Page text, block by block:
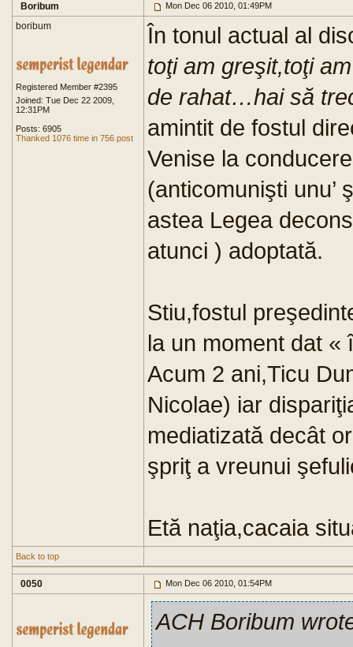
Boribum Mon Dec 06 2010, 01:49PM
boribum
Registered Member #2395
Joined: Tue Dec 22 2009,
12:31PM
Posts: 6905
Thanked 1076 time in 756 post
În tonul actual al
toţi am greşit,toţi
de rahat…hai să
amintit de fostul
Venise la
(anticomunişti unu’
astea Legea
atunci ) adoptată.
Stiu,fostul
la un moment dat «
Acum 2 ani,Ticu
Nicolae) iar
mediatizată decât
şpriţ a vreunui
Etă naţia,cacaia
Back to top
0050 Mon Dec 06 2010, 01:54PM
ACH Boribum